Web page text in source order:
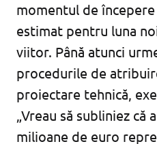
momentul de
estimat pentru luna
viitor. Până atunci
procedurile de
proiectare tehnică,
„Vreau să subliniez că
milioane de euro